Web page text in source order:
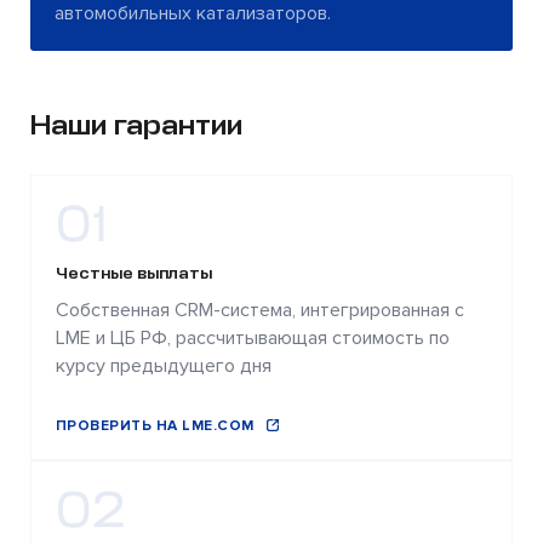
автомобильных катализаторов.
Наши гарантии
01
Честные выплаты
Собственная CRM-система, интегрированная с
LME и ЦБ РФ, рассчитывающая стоимость по
курсу предыдущего дня
ПРОВЕРИТЬ НА LME.COM
02